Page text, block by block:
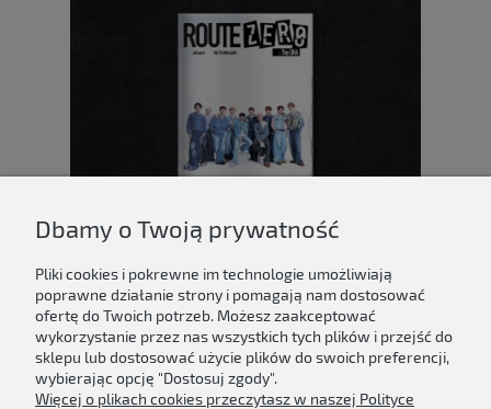
xikers ROUTE ZERO : The ORA Special ver.
79,00 zł
Do koszyka
Dbamy o Twoją prywatność
Pliki cookies i pokrewne im technologie umożliwiają
poprawne działanie strony i pomagają nam dostosować
ofertę do Twoich potrzeb. Możesz zaakceptować
wykorzystanie przez nas wszystkich tych plików i przejść do
sklepu lub dostosować użycie plików do swoich preferencji,
wybierając opcję "Dostosuj zgody".
Więcej o plikach cookies przeczytasz w naszej Polityce